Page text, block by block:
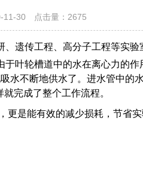
11-30 点击量： 2675
遗传工程、高分子工程等实验
叶轮槽道中的水在离心力的
不断地供水了。进水管中的
完成了整个工作流程。
是能有效的减少损耗，节省